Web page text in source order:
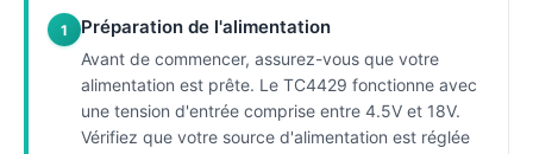
1 Préparation de l'alimentation
Avant de commencer, assurez-vous que votre
alimentation est prête. Le TC4429 fonctionne avec
une tension d'entrée comprise entre 4.5V et 18V.
Vérifiez que votre source d'alimentation est réglée